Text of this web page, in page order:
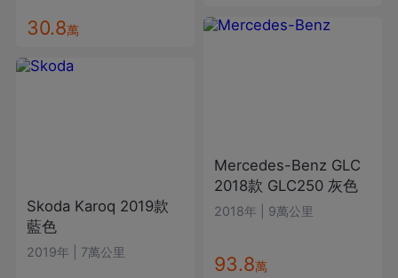
30.8萬
Skoda Karoq 2019款
藍色
2019年 7萬公里
Mercedes-Benz GLC
2018款 GLC250 灰色
2018年 9萬公里
93.8萬